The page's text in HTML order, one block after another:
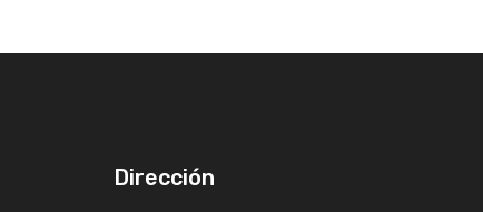
Dirección